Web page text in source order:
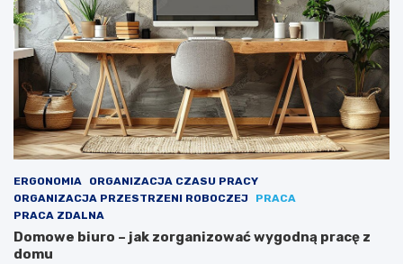
ERGONOMIA
ORGANIZACJA CZASU PRACY
ORGANIZACJA PRZESTRZENI ROBOCZEJ
PRACA
PRACA ZDALNA
Domowe biuro – jak zorganizować wygodną pracę z
domu